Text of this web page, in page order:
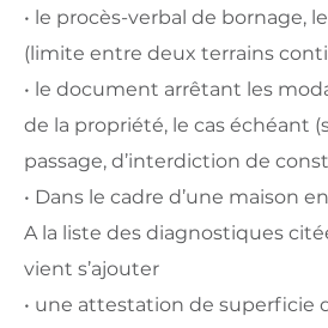
• le procès-verbal de bornage,
(limite entre deux terrains
• le document arrêtant les
de la propriété, le cas échéant
passage, d’interdiction de
• Dans le cadre d’une maison
A la liste des diagnostiques
vient s’ajouter
• une attestation de superficie